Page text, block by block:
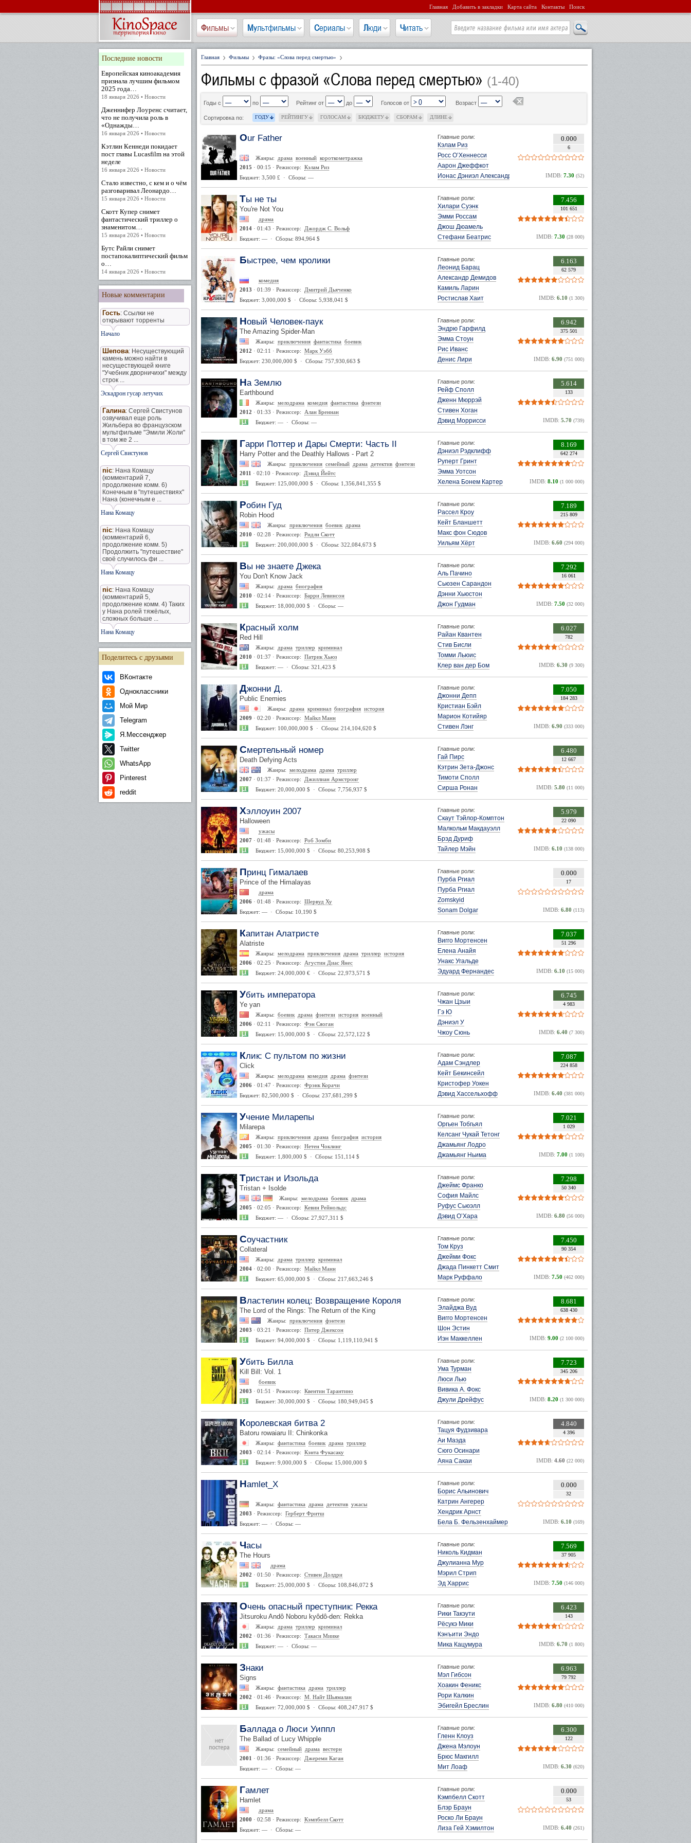
Главная Добавить в закладки Карта сайта Контакты Поиск
Фильмы Мультфильмы Сериалы Люди Читать
Последние новости
Европейская киноакадемия
признала лучшим фильмом
2025 года…
18 января 2026 • Новости
Дженнифер Лоуренс считает,
что не получила роль в
«Однажды…
16 января 2026 • Новости
Кэтлин Кеннеди покидает
пост главы Lucasfilm на этой
неделе
16 января 2026 • Новости
Стало известно, с кем и о чём
разговаривал Леонардо…
15 января 2026 • Новости
Скотт Купер снимет
фантастический триллер о
знаменитом…
15 января 2026 • Новости
Бутс Райли снимет
постапокалиптический фильм
о…
14 января 2026 • Новости
Новые комментарии
Гость: Ссылки не
открывают торренты
Начало
Шепова: Несуществующий
камень можно найти в
несуществующей книге
"Учебник дворничихи" между
строк ...
Эскадрон гусар летучих
Галина: Сергей Свистунов
озвучивал еще роль
Жильбера во французском
мультфильме "Эмили Жоли"
в том же 2 ...
Сергей Свистунов
nic: Нана Комацу
(комментарий 7,
продолжение комм. 6)
Конечным в "путешествиях"
Нана (конечным е ...
Нана Комацу
nic: Нана Комацу
(комментарий 6,
продолжение комм. 5)
Продолжить "путешествие"
своё случилось фи ...
Нана Комацу
nic: Нана Комацу
(комментарий 5,
продолжение комм. 4) Таких
у Нана ролей тяжёлых,
сложных больше ...
Нана Комацу
Поделитесь с друзьями
ВКонтакте
Одноклассники
Мой Мир
Telegram
Я.Мессенджер
Twitter
WhatsApp
Pinterest
reddit
Главная Фильмы Фразы: «Слова перед смертью»
Фильмы с фразой «Слова перед смертью» (1-40)
Годы с по Рейтинг от до Голосов от Возраст
Сортировка по: ГОДУ РЕЙТИНГУ ГОЛОСАМ БЮДЖЕТУ СБОРАМ ДЛИНЕ
Our Father
Жанры: драма военный короткометражка
2015 · 00:15 · Режиссер: Кэлам Риз
Бюджет: 3,500 £ · Сборы: —
Главные роли:
Кэлам Риз
Росс О’Хеннесси
Аарон Джеффкот
Йонас Дэниэл Александр
0.000
6
IMDB: 7.30 (52)
Ты не ты
You're Not You
драма
2014 · 01:43 · Режиссер:
Джордж С. Вольф
Бюджет: — · Сборы: 894,964 $
Главные роли:
Хилари Суэнк
Эмми Россам
Джош Дюамель
Стефани Беатрис
7.456
101 651
IMDB: 7.30 (28 000)
Быстрее, чем кролики
комедия
2013 · 01:39 · Режиссер:
Дмитрий Дьяченко
Бюджет: 3,000,000 $ · Сборы: 5,938,041 $
Главные роли:
Леонид Барац
Александр Демидов
Камиль Ларин
Ростислав Хаит
6.163
62 579
IMDB: 6.10 (1 300)
Новый Человек-паук
The Amazing Spider-Man
Жанры: приключения фантастика боевик
2012 · 02:11 · Режиссер: Марк Уэбб
Бюджет: 230,000,000 $ · Сборы: 757,930,663 $
Главные роли:
Эндрю Гарфилд
Эмма Стоун
Рис Иванс
Денис Лири
6.942
375 501
IMDB: 6.90 (751 000)
На Землю
Earthbound
Жанры: мелодрама комедия фантастика фэнтези
2012 · 01:33 · Режиссер:
Алан Бреннан
Бюджет: — · Сборы: —
Главные роли:
Рейф Сполл
Дженн Мюррэй
Стивен Хоган
Дэвид Моррисси
5.614
133
IMDB: 5.70 (739)
Гарри Поттер и Дары Смерти: Часть II
Harry Potter and the Deathly Hallows - Part 2
Жанры: приключения семейный драма детектив фэнтези
2011 · 02:10 · Режиссер:
Дэвид Йейтс
Бюджет: 125,000,000 $ · Сборы: 1,356,841,355 $
Главные роли:
Дэниэл Рэдклифф
Руперт Гринт
Эмма Уотсон
Хелена Бонем Картер
8.169
642 274
IMDB: 8.10 (1 000 000)
Робин Гуд
Robin Hood
Жанры: приключения боевик драма
2010 · 02:28 · Режиссер: Ридли Скотт
Бюджет: 200,000,000 $ · Сборы: 322,084,673 $
Главные роли:
Рассел Кроу
Кейт Бланшетт
Макс фон Сюдов
Уильям Хёрт
7.189
215 809
IMDB: 6.60 (294 000)
Вы не знаете Джека
You Don't Know Jack
Жанры: драма биография
2010 · 02:14 · Режиссер: Барри Левинсон
Бюджет: 18,000,000 $ · Сборы: —
Главные роли:
Аль Пачино
Сьюзен Сарандон
Дэнни Хьюстон
Джон Гудман
7.292
16 061
IMDB: 7.50 (32 000)
Красный холм
Red Hill
Жанры: драма триллер криминал
2010 · 01:37 · Режиссер: Патрик Хьюз
Бюджет: — · Сборы: 321,423 $
Главные роли:
Райан Квантен
Стив Бисли
Томми Льюис
Клер ван дер Бом
6.027
782
IMDB: 6.30 (9 300)
Джонни Д.
Public Enemies
Жанры: драма криминал биография история
2009 · 02:20 · Режиссер: Майкл Манн
Бюджет: 100,000,000 $ · Сборы: 214,104,620 $
Главные роли:
Джонни Депп
Кристиан Бэйл
Марион Котийяр
Стивен Лэнг
7.050
184 283
IMDB: 6.90 (333 000)
Смертельный номер
Death Defying Acts
Жанры: мелодрама драма триллер
2007 · 01:37 · Режиссер:
Джиллиан Армстронг
Бюджет: 20,000,000 $ · Сборы: 7,756,937 $
Главные роли:
Гай Пирс
Кэтрин Зета-Джонс
Тимоти Сполл
Сирша Ронан
6.480
12 667
IMDB: 5.80 (11 000)
Хэллоуин 2007
Halloween
ужасы
2007 · 01:48 · Режиссер: Роб Зомби
Бюджет: 15,000,000 $ · Сборы: 80,253,908 $
Главные роли:
Скаут Тэйлор-Комптон
Малкольм Макдауэлл
Брэд Дуриф
Тайлер Мэйн
5.979
22 090
IMDB: 6.10 (138 000)
Принц Гималаев
Prince of the Himalayas
драма
2006 · 01:48 · Режиссер: Шервуд Ху
Бюджет: — · Сборы: 10,190 $
Главные роли:
Пурба Ргиал
Пурба Ргиал
Zomskyid
Sonam Dolgar
0.000
17
IMDB: 6.80 (113)
Капитан Алатристе
Alatriste
Жанры: мелодрама приключения драма триллер история
2006 · 02:25 · Режиссер:
Агустин Диас Янес
Бюджет: 24,000,000 € · Сборы: 22,973,571 $
Главные роли:
Вигго Мортенсен
Елена Анайя
Унакс Угальде
Эдуард Фернандес
7.037
51 296
IMDB: 6.10 (15 000)
Убить императора
Ye yan
Жанры: боевик драма фэнтези история военный
2006 · 02:11 · Режиссер: Фэн Сяоган
Бюджет: 15,000,000 $ · Сборы: 22,572,122 $
Главные роли:
Чжан Цзыи
Гэ Ю
Дэниэл У
Чжоу Сюнь
6.745
4 983
IMDB: 6.40 (7 300)
Клик: С пультом по жизни
Click
Жанры: мелодрама комедия драма фэнтези
2006 · 01:47 · Режиссер: Фрэнк Корачи
Бюджет: 82,500,000 $ · Сборы: 237,681,299 $
Главные роли:
Адам Сэндлер
Кейт Бекинсейл
Кристофер Уокен
Дэвид Хассельхофф
7.087
224 858
IMDB: 6.40 (381 000)
Учение Миларепы
Milarepa
Жанры: приключения драма биография история
2005 · 01:30 · Режиссер: Нетен Чоклинг
Бюджет: 1,800,000 $ · Сборы: 151,114 $
Главные роли:
Оргьен Тобгьял
Келсанг Чукай Тетонг
Джамьянг Лодро
Джамьянг Ньима
7.021
1 029
IMDB: 7.00 (1 100)
Тристан и Изольда
Tristan + Isolde
Жанры: мелодрама боевик драма
2005 · 02:05 · Режиссер: Кевин Рейнольдс
Бюджет: — · Сборы: 27,927,311 $
Главные роли:
Джеймс Франко
София Майлс
Руфус Сьюэлл
Дэвид О’Хара
7.298
50 340
IMDB: 6.80 (56 000)
Соучастник
Collateral
Жанры: драма триллер криминал
2004 · 02:00 · Режиссер: Майкл Манн
Бюджет: 65,000,000 $ · Сборы: 217,663,246 $
Главные роли:
Том Круз
Джейми Фокс
Джада Пинкетт Смит
Марк Руффало
7.450
90 354
IMDB: 7.50 (462 000)
Властелин колец: Возвращение Короля
The Lord of the Rings: The Return of the King
Жанры: приключения фэнтези
2003 · 03:21 · Режиссер: Питер Джексон
Бюджет: 94,000,000 $ · Сборы: 1,119,110,941 $
Главные роли:
Элайджа Вуд
Вигго Мортенсен
Шон Эстин
Иэн Маккеллен
8.681
638 430
IMDB: 9.00 (2 100 000)
Убить Билла
Kill Bill: Vol. 1
боевик
2003 · 01:51 · Режиссер: Квентин Тарантино
Бюджет: 30,000,000 $ · Сборы: 180,949,045 $
Главные роли:
Ума Турман
Люси Лью
Вивика А. Фокс
Джули Дрейфус
7.723
345 206
IMDB: 8.20 (1 300 000)
Королевская битва 2
Batoru rowaiaru II: Chinkonka
Жанры: фантастика боевик драма триллер
2003 · 02:14 · Режиссер: Кэнта Фукасаку
Бюджет: 9,000,000 $ · Сборы: 15,000,000 $
Главные роли:
Тацуя Фудзивара
Аи Маэда
Сюго Осинари
Аяна Сакаи
4.840
4 396
IMDB: 4.60 (22 000)
Hamlet_X
Жанры: фантастика драма детектив ужасы
2003 · Режиссер: Герберт Фритш
Бюджет: — · Сборы: —
Главные роли:
Борис Альинович
Катрин Ангерер
Хендрик Арнст
Бела Б. Фельзенхаймер
0.000
32
IMDB: 6.10 (169)
Часы
The Hours
драма
2002 · 01:50 · Режиссер: Стивен Долдри
Бюджет: 25,000,000 $ · Сборы: 108,846,072 $
Главные роли:
Николь Кидман
Джулианна Мур
Мэрил Стрип
Эд Харрис
7.569
37 905
IMDB: 7.50 (146 000)
Очень опасный преступник: Рекка
Jitsuroku Andô Noboru kyôdô-den: Rekka
Жанры: драма триллер криминал
2002 · 01:36 · Режиссер: Такаси Миике
Бюджет: — · Сборы: —
Главные роли:
Рики Такэути
Рёсукэ Мики
Кэнъити Эндо
Мика Кацумура
6.423
143
IMDB: 6.70 (1 800)
Знаки
Signs
Жанры: фантастика драма триллер
2002 · 01:46 · Режиссер: М. Найт Шьямалан
Бюджет: 72,000,000 $ · Сборы: 408,247,917 $
Главные роли:
Мэл Гибсон
Хоакин Феникс
Рори Калкин
Эбигейл Бреслин
6.963
79 792
IMDB: 6.80 (410 000)
Баллада о Люси Уиппл
The Ballad of Lucy Whipple
Жанры: семейный драма вестерн
2001 · 01:36 · Режиссер:
Джереми Каган
Бюджет: — · Сборы: —
Главные роли:
Гленн Клоуз
Джена Мэлоун
Брюс Макгилл
Мит Лоаф
6.300
122
IMDB: 6.30 (620)
Гамлет
Hamlet
драма
2000 · 02:58 · Режиссер: Кэмпбелл Скотт
Бюджет: — · Сборы: —
Главные роли:
Кэмпбелл Скотт
Блэр Браун
Роско Ли Браун
Лиза Гей Хэмилтон
0.000
53
IMDB: 6.40 (261)